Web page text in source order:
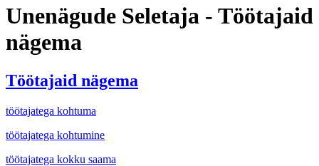
Unenägude Seletaja - Töötajaid
nägema
Töötajaid nägema
töötajatega kohtuma
töötajatega kohtumine
töötajatega kokku saama